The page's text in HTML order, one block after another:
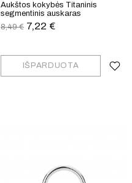
Aukštos kokybės Titaninis
segmentinis auskaras
8,49 € 7,22 €
IŠPARDUOTA